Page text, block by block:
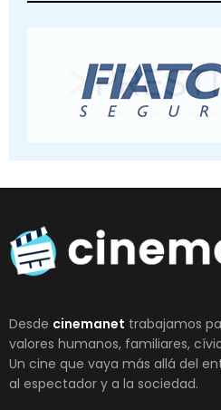
Desde cinemanet trabajamos
valores humanos, familiares,
Un cine que vaya más allá del
al espectador y a la sociedad.